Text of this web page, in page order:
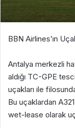
BBN Airlines’ın
Antalya merkezli
aldığı TC-GPE
uçakları ile
Bu uçaklardan
wet-lease olarak